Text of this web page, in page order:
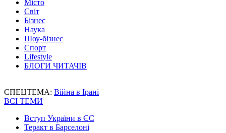
Місто
Світ
Бізнес
Наука
Шоу-бізнес
Спорт
Lifestyle
БЛОГИ ЧИТАЧІВ
СПЕЦТЕМА: Війна в Ірані
ВСІ ТЕМИ
Вступ України в ЄС
Теракт в Барселоні